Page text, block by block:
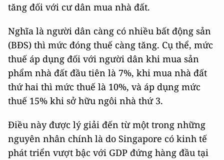
tăng đối với cư dân mua nhà đất.
Nghĩa là người dân càng có nhiều bất động sản
(BĐS) thì mức đóng thuế càng tăng. Cụ thể, mức
thuế áp dụng đối với người dân khi mua sản
phẩm nhà đất đầu tiên là 7%, khi mua nhà đất
thứ hai thì mức thuế là 10%, và áp dụng mức
thuế 15% khi sở hữu ngôi nhà thứ 3.
Điều này được lý giải đến từ một trong những
nguyên nhân chính là do Singapore có kinh tế
phát triển vượt bậc với GDP đứng hàng đầu tại